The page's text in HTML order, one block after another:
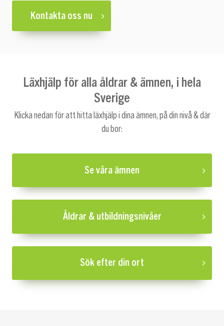
Kontakta oss nu
Läxhjälp för alla åldrar & ämnen, i hela
Sverige
Klicka nedan för att hitta läxhjälp i dina ämnen, på din nivå & där
du bor:
Se våra ämnen
Åldrar & utbildningsnivåer
Sök efter din ort